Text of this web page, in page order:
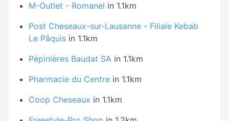
M-Outlet - Romanel in 1.1km
Post Cheseaux-sur-Lausanne - Filiale Kebab
Le Pâquis in 1.1km
Pépinières Baudat SA in 1.1km
Pharmacie du Centre in 1.1km
Coop Cheseaux in 1.1km